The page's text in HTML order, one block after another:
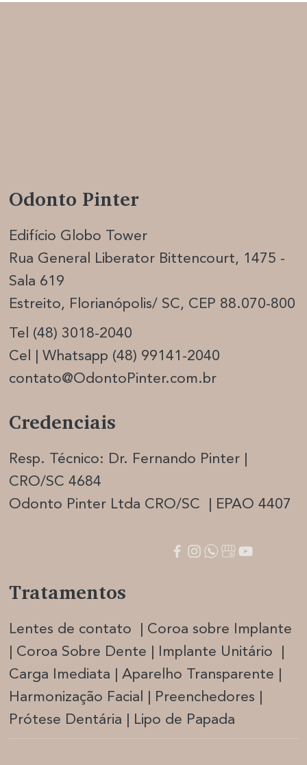
Edifício Globo Tower
Rua General Liberator Bittencourt, 1475 -
Sala 619
Estreito, Florianópolis/ SC, CEP 88.070-800
Tel (48) 3018-2040
Cel | Whatsapp (48) 99141-2040
contato@OdontoPinter.com.br
Odonto Pinter
Credenciais
Resp. Técnico: Dr. Fernando Pinter |
CRO/SC 4684
Odonto Pinter Ltda CRO/SC | EPAO 4407
Tratamentos
Lentes de contato | Coroa sobre Implante
| Coroa Sobre Dente | Implante Unitário |
Carga Imediata |Aparelho Transparente |
Harmonização Facial | Preenchedores |
Prótese Dentária | Lipo de Papada